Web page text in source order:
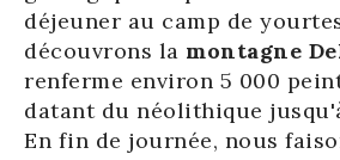
déjeuner au camp de
découvrons la montagne
renferme environ 5 000
datant du néolithique
En fin de journée, nous